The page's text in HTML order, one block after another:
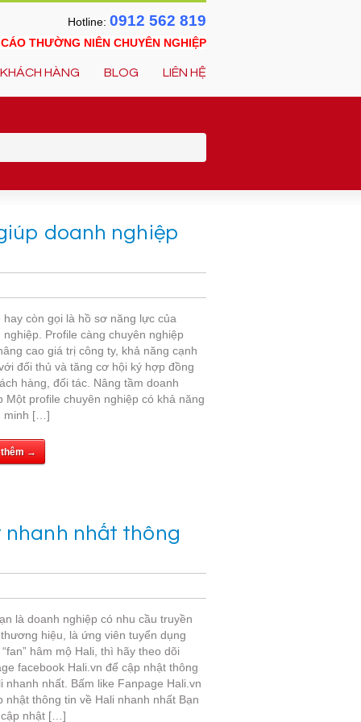
Hotline: 0912 562 819
THƯỜNG NIÊN CHUYÊN NGHIỆP
KHÁCH HÀNG BLOG LIÊN HỆ
doanh nghiệp
hay còn gọi là hồ sơ năng lực của
nghiệp. Profile càng chuyên nghiệp
cao giá trị công ty, khả năng cạnh
đối thủ và tăng cơ hội ký hợp đồng
hàng, đối tác. Nâng tầm doanh
Một profile chuyên nghiệp có khả năng
minh […]
thêm →
nhanh nhất thông
là doanh nghiệp có nhu cầu truyền
hiệu, là ứng viên tuyển dụng
hâm mộ Hali, thì hãy theo dõi
facebook Hali.vn để cập nhật thông
nhanh nhất. Bấm like Fanpage Hali.vn
nhật thông tin về Hali nhanh nhất Bạn
nhật […]